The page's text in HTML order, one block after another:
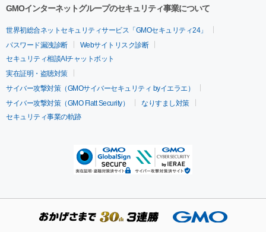
GMOインターネットグループのセキュリティ事業について
世界初総合ネットセキュリティサービス「GMOセキュリティ24」
パスワード漏洩診断
Webサイトリスク診断
セキュリティ相談AIチャットボット
実在証明・盗聴対策
サイバー攻撃対策（GMOサイバーセキュリティ byイエラエ）
サイバー攻撃対策（GMO Flatt Security）
なりすまし対策
セキュリティ事業の軌跡